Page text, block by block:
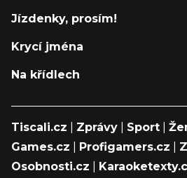
Jízdenky, prosím!
Krycí jména
Na křídlech
Tiscali.cz Zprávy Sport
Games.cz
Profigamers.cz
Osobnosti.cz